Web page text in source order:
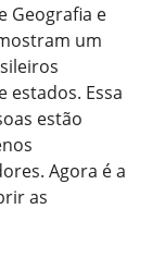
Geografia e
um
estados. Essa
estão
Agora é a
as